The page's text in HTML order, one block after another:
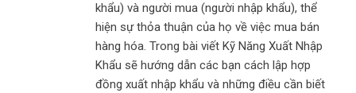
khẩu) và người mua (người nhập khẩu), thể
hiện sự thỏa thuận của họ về việc mua bán
hàng hóa. Trong bài viết Kỹ Năng Xuất Nhập
Khẩu sẽ hướng dẫn các bạn cách lập hợp
đồng xuất nhập khẩu và những điều cần biết